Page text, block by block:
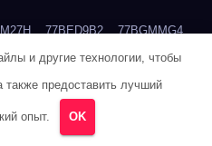
77BED9B2 77BGMMG4
78Q29S80
и другие технологии, чтобы
также предоставить лучший
опыт. OK